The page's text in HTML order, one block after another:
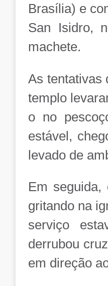
Brasília) e
San Isidro,
machete.
As tentativas
templo
o no
estável,
levado de
Em seguida,
gritando na
serviço
derrubou
em direção